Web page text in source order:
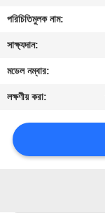
যোগাযোগ
করুন
উদ্ধৃতির
আবেদন
ম্যাপ
পরিচিতিমুলক নাম:
সাক্ষ্যদান:
মডেল নম্বার:
লক্ষণীয় করা: